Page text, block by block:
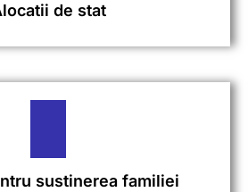
de stat
sustinerea familiei